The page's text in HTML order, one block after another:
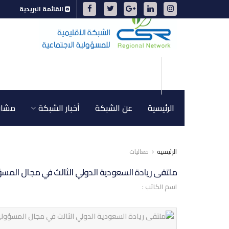
القائمة البريدية
الرئيسية عن الشبكة أخبار الشبكة
الرئيسية فعاليات
ملتقى ريادة السعودية الدولي الثالث في مجال
اسم الكاتب :